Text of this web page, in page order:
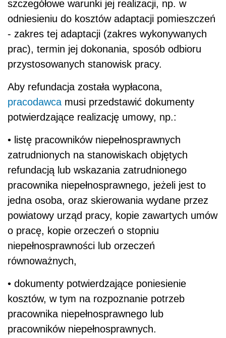
szczegółowe warunki jej realizacji, np. w
odniesieniu do kosztów adaptacji pomieszczeń
- zakres tej adaptacji (zakres wykonywanych
prac), termin jej dokonania, sposób odbioru
przystosowanych stanowisk pracy.
Aby refundacja została wypłacona,
pracodawca musi przedstawić dokumenty
potwierdzające realizację umowy, np.:
• listę pracowników niepełnosprawnych
zatrudnionych na stanowiskach objętych
refundacją lub wskazania zatrudnionego
pracownika niepełnosprawnego, jeżeli jest to
jedna osoba, oraz skierowania wydane przez
powiatowy urząd pracy, kopie zawartych umów
o pracę, kopie orzeczeń o stopniu
niepełnosprawności lub orzeczeń
równoważnych,
• dokumenty potwierdzające poniesienie
kosztów, w tym na rozpoznanie potrzeb
pracownika niepełnosprawnego lub
pracowników niepełnosprawnych.